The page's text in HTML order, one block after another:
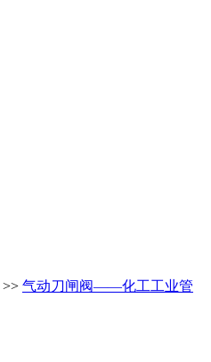
>> 气动刀闸阀——化工工业管